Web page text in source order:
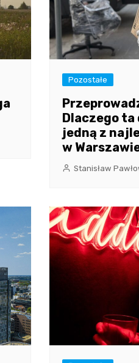
Pozostałe
Dlaczego
jedną z
w
Stanisław